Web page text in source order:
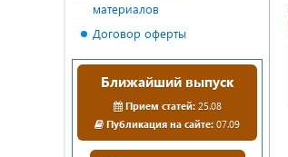
материалов
Договор оферты
Ближайший выпуск
Прием статей:25.08
Публикация на сайте: 07.09